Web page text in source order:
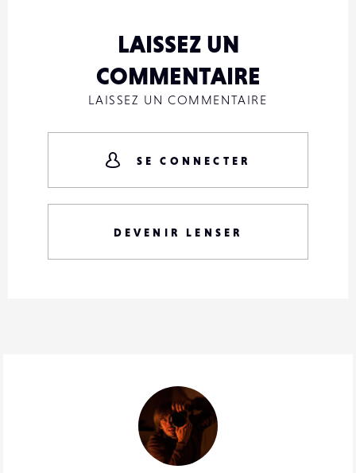
LAISSEZ UN
COMMENTAIRE
LAISSEZ UN COMMENTAIRE
SE CONNECTER
DEVENIR LENSER